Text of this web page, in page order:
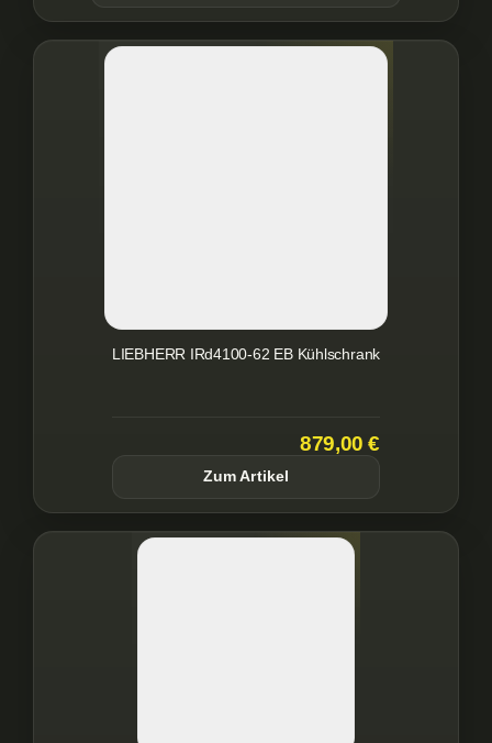
LIEBHERR IRd4100-62 EB Kühlschrank
879,00 €
Zum Artikel